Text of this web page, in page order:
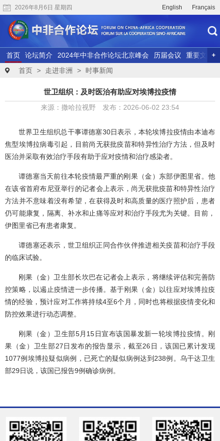
2026年8月6日 星期四 English Français
首页 论坛简介 2024年中非合作论坛北京峰会 历届会议
重要文献
联合研究
精彩视频
首页 > 走进非洲 > 时事新闻
世卫组织：及时医治有助应对埃博拉疫情
来源：撒哈拉视野 发布：2026-06-02 23:54
世界卫生组织总干事谭德塞30日表示，本轮埃博拉疫情由本迪布
焦型埃博拉病毒引起，目前尚无获批疫苗和特异性治疗方法，但及时
医治并采取有效治疗手段有助于应对疫情和治疗感染者。
谭德塞当天前往本轮疫情最严重的刚果（金）东部伊图里省。他
在该省首府布尼亚举行的记者会上表示，尚无获批疫苗和特异性治疗
方法并不意味着没有希望，在获得及时和高质量的医疗照护后，患者
仍可能康复，隔离、补水和止痛等应对和治疗手段尤为关键。目前，
伊图里省已有患者康复。
谭德塞还表示，世卫组织正同合作伙伴推进相关疫苗和治疗手段
的临床试验。
刚果（金）卫生部长坎巴在记者会上表示，将继续评估和完善防
控策略，以遏止疫情进一步传播。基于刚果（金）以往应对埃博拉疫
情的经验，预计应对工作将持续4至6个月，同时也将根据疫情变化和
防控效果进行动态调整。
刚果（金）卫生部5月15日宣布该国暴发新一轮埃博拉疫情。刚
果（金）卫生部27日发布的报告显示，截至26日，该国已累计发现
1077例埃博拉疑似病例，已死亡的疑似病例达到238例。乌干达卫生
部29日说，该国已报告9例确诊病例。